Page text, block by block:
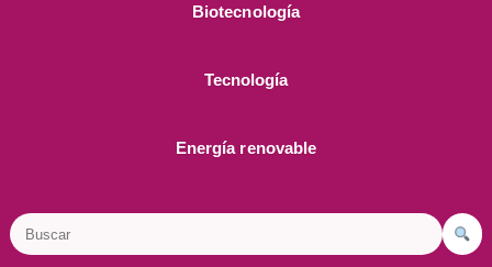
Biotecnología
Tecnología
Energía renovable